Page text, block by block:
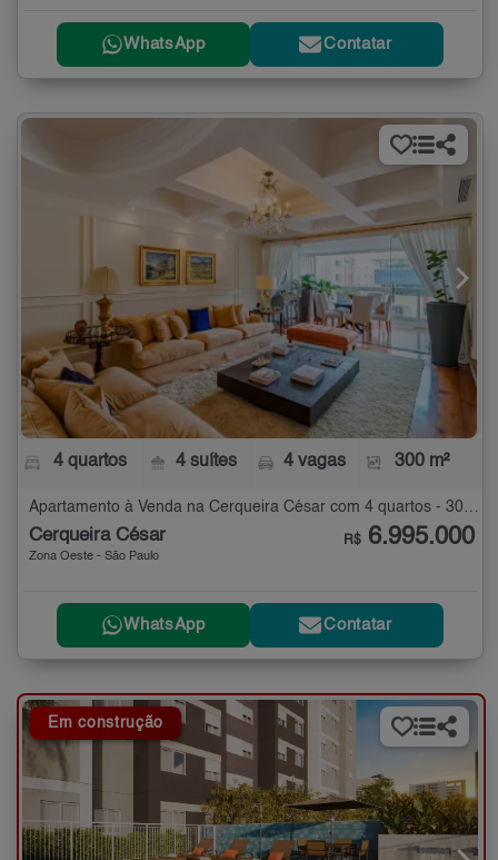
WhatsApp Contatar
4 quartos 4 suítes 4 vagas 300 m²
Cerqueira César
Zona Oeste - São Paulo
R$ 6.995.000
WhatsApp Contatar
Em construção